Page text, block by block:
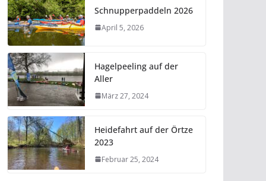
Schnupperpaddeln 2026
April 5, 2026
Hagelpeeling auf der
Aller
März 27, 2024
Heidefahrt auf der Örtze
2023
Februar 25, 2024